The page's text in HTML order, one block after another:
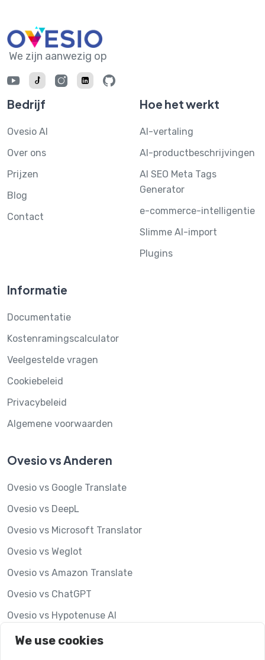
We zijn aanwezig op
Bedrijf
Ovesio AI
Over ons
Prijzen
Blog
Contact
Hoe het werkt
AI-vertaling
AI-productbeschrijvingen
AI SEO Meta Tags
Generator
e-commerce-intelligentie
Slimme AI-import
Plugins
Informatie
Documentatie
Kostenramingscalculator
Veelgestelde vragen
Cookiebeleid
Privacybeleid
Algemene voorwaarden
Ovesio vs Anderen
Ovesio vs Google Translate
Ovesio vs DeepL
Ovesio vs Microsoft Translator
Ovesio vs Weglot
Ovesio vs Amazon Translate
Ovesio vs ChatGPT
Ovesio vs Hypotenuse AI
Ovesio vs Lookalise
We use cookies